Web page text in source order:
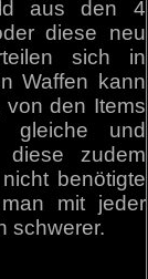
aus den 4
diese neu
sich in
Waffen kann
von den Items
gleiche und
diese zudem
benötigte
mit jeder
schwerer.